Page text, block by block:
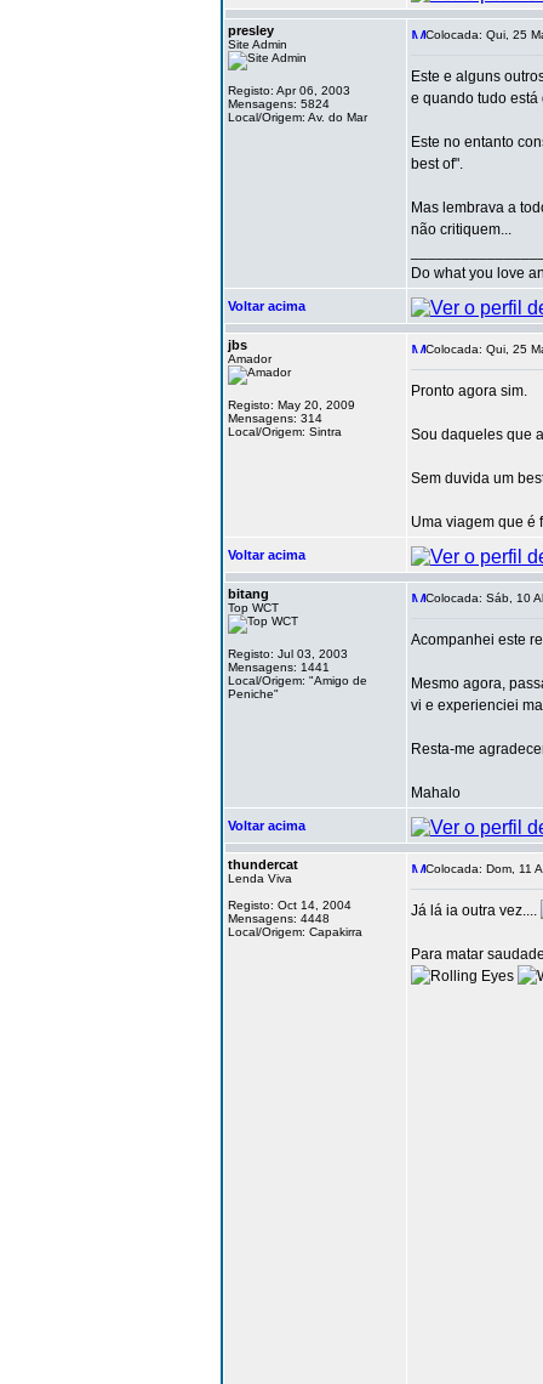
presley
Site Admin
Registo: Apr 06, 2003
Mensagens: 5824
Local/Origem: Av. do Mar
Colocada: Qui, 25
Este e alguns
e quando tudo está
Este no entanto
best of".
Mas lembrava a
não critiquem...
Do what you love
Voltar acima
jbs
Amador
Registo: May 20, 2009
Mensagens: 314
Local/Origem: Sintra
Colocada: Qui, 25
Pronto agora sim.
Sou daqueles que
Sem duvida um
Uma viagem que é
Voltar acima
bitang
Top WCT
Registo: Jul 03, 2003
Mensagens: 1441
Local/Origem: "Amigo de
Peniche"
Colocada: Sáb, 10
Acompanhei este
Mesmo agora,
vi e experienciei
Resta-me
Mahalo
Voltar acima
thundercat
Lenda Viva
Registo: Oct 14, 2004
Mensagens: 4448
Local/Origem: Capakirra
Colocada: Dom, 11
Já lá ia outra vez....
Para matar